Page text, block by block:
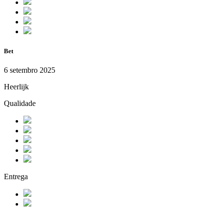
Bet
6 setembro 2025
Heerlijk
Qualidade
Entrega